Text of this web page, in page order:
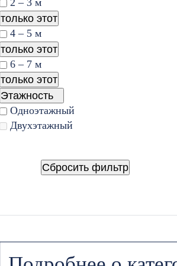
только этот
4 – 5 м
только этот
6 – 7 м
только этот
Этажность
Одноэтажный
Двухэтажный
Сбросить фильтр